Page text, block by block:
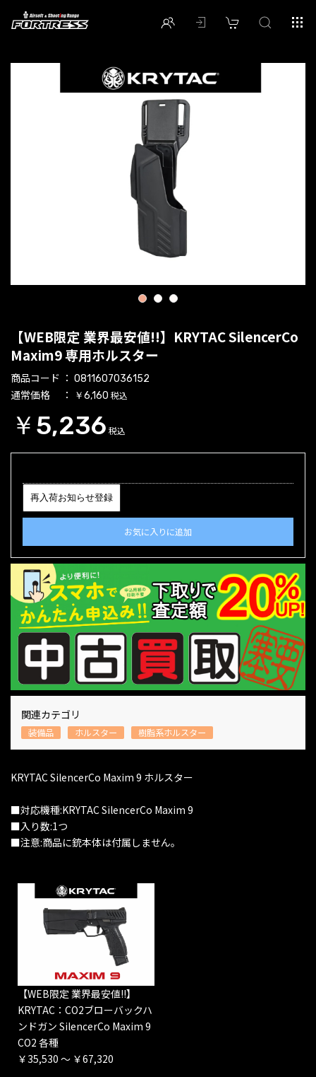
1 2 3
【WEB限定 業界最安値!!】KRYTAC SilencerCo
Maxim9 専用ホルスター
商品コード 0811607036152
通常価格 ￥6,160 税込
￥5,236 税込
再入荷お知らせ登録
お気に入りに追加
関連カテゴリ
装備品 ホルスター 樹脂系ホルスター
KRYTAC SilencerCo Maxim 9 ホルスター
■対応機種:KRYTAC SilencerCo Maxim 9
■入り数:1つ
■注意:商品に銃本体は付属しません。
【WEB限定 業界最安値!!】
KRYTAC：CO2ブローバックハ
ンドガン SilencerCo Maxim 9
CO2 各種
￥35,530 ～ ￥67,320